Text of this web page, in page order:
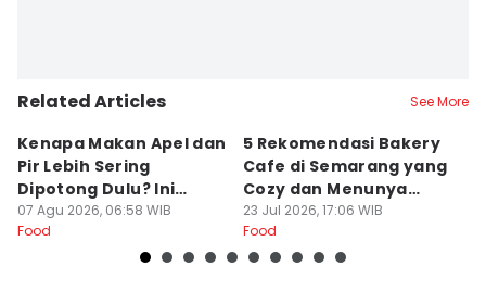
Related Articles See More
Kenapa Makan Apel dan
Pir Lebih Sering
Dipotong Dulu? Ini
Alasannya
07 Agu 2026, 06:58 WIB
Food
5 Rekomendasi Bakery
Cafe di Semarang yang
Cozy dan Menunya
Yummy
23 Jul 2026, 17:06 WIB
Food